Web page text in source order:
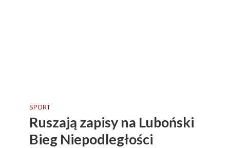
SPORT
Ruszają zapisy na Luboński
Bieg Niepodległości